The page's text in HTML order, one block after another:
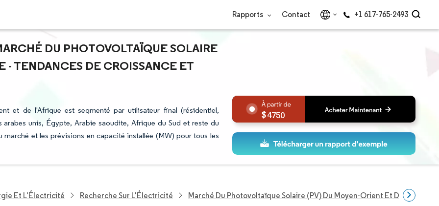
Rapports Contact +1 617-765-2493
DU PHOTOVOLTAÏQUE SOLAIRE
- TENDANCES DE CROISSANCE ET
et de l'Afrique est segmenté par utilisateur final (résidentiel,
unis, Égypte, Arabie saoudite, Afrique du Sud et reste du
et les prévisions en capacité installée (MW) pour tous les
4750
Et L'Électricité Recherche Sur L'Électricité Marché Du Photovoltaïque Solaire (PV) Du Moyen-Orient Et De L'Afrique